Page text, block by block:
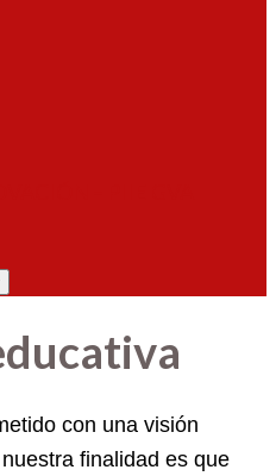
con una visión
finalidad es que